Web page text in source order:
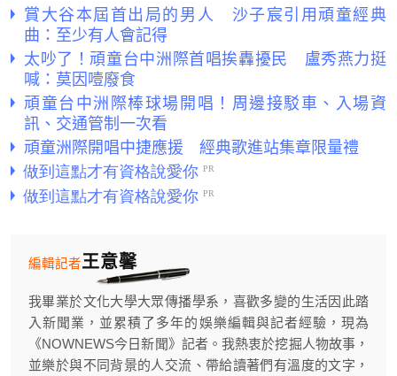
賞大谷本屆首出局的男人 沙子宸引用頑童經典
曲：至少有人會記得
太吵了！頑童台中洲際首唱挨轟擾民 盧秀燕力挺
喊：莫因噎廢食
頑童台中洲際棒球場開唱！周邊接駁車、入場資
訊、交通管制一次看
頑童洲際開唱中捷應援 經典歌進站集章限量禮
王意馨
編輯記者
我畢業於文化大學大眾傳播學系，喜歡多變的生活因此踏
入新聞業，並累積了多年的娛樂編輯與記者經驗，現為
《NOWNEWS今日新聞》記者。我熱衷於挖掘人物故事，
並樂於與不同背景的人交流、帶給讀著們有溫度的文字，